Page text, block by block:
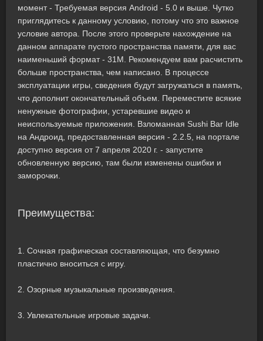
момент - Требуемая версия Android - 5.0 и выше. Чутко
приглядитесь к данному условию, потому что это важное
условие автора. После этого проверьте нахождение на
данном аппарате пустого пространства памяти, для вас
наименьший формат - 31M. Рекомендуем вам расчистить
больше пространства, чем написано. В процессе
эксплуатации игры, сведения будут загружаться в память,
что дополнит окончательный объем. Переместите всякие
ненужные фотографии, устаревшие видео и
неиспользуемые приложения. Взломанная Sushi Bar Idle
на Андроид, предоставленная версия - 2.2.5, на портале
доступно версия от 7 апреля 2020 г. - запустите
обновленную версию, там были изменены ошибки и
заморочки.
Преимущества:
1. Сочная графическая составляющая, что безумно
пластично вноситься с игру.
2. Озорные музыкальные произведения.
3. Увлекательные игровые задачи.